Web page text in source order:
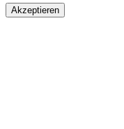
Akzeptieren